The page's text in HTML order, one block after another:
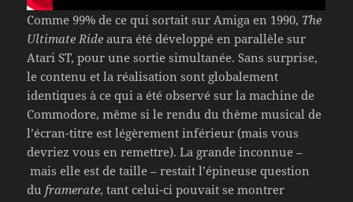
Comme 99% de ce qui sortait sur Amiga en 1990, The
Ultimate Ride aura été développé en parallèle sur
Atari ST, pour une sortie simultanée. Sans surprise,
le contenu et la réalisation sont globalement
identiques à ce qui a été observé sur la machine de
Commodore, même si le rendu du thème musical de
l’écran-titre est légèrement inférieur (mais vous
devriez vous en remettre). La grande inconnue –
mais elle est de taille – restait l’épineuse question
du framerate, tant celui-ci pouvait se montrer